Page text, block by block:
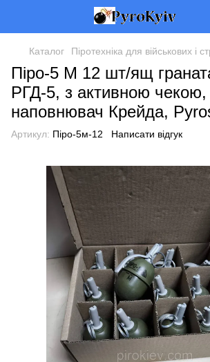
Каталог Піротехніка для військових і
Піро-5 М 12 шт/ящ
РГД-5, з активною чекою,
наповнювач Крейда,
Артикул: Піро-5м-12 Написати відгук